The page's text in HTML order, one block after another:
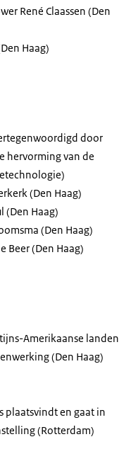
René Claassen (Den
Haag)
door
hervorming van de
(Den Haag)
(Den Haag)
(Den Haag)
Beer (Den Haag)
Amerikaanse landen
(Den Haag)
plaatsvindt en gaat in
(Rotterdam)